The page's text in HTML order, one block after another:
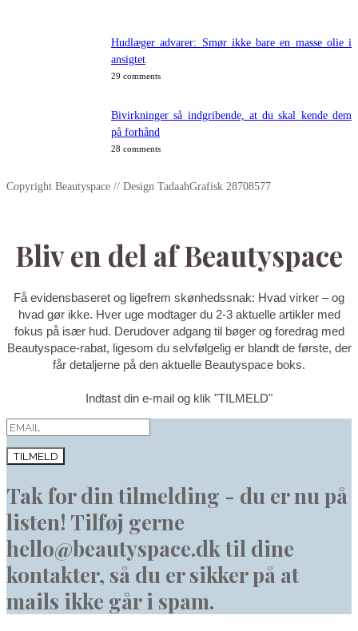
Hudlæger advarer: Smør ikke bare en masse olie i
ansigtet
29 comments
Bivirkninger så indgribende, at du skal kende dem
på forhånd
28 comments
Copyright Beautyspace // Design TadaahGrafisk 28708577
Bliv en del af Beautyspace
Få evidensbaseret og ligefrem skønhedssnak: Hvad virker – og
hvad gør ikke. Hver uge modtager du 2-3 aktuelle artikler med
fokus på især hud. Derudover adgang til bøger og foredrag med
Beautyspace-rabat, ligesom du selvfølgelig er blandt de første, der
får detaljerne på den aktuelle Beautyspace boks.
Indtast din e-mail og klik "TILMELD"
TILMELD
Tak for din tilmelding - du er nu på
listen! Tilføj gerne
hello@beautyspace.dk til dine
kontakter, så du er sikker på at
mails ikke går i spam.